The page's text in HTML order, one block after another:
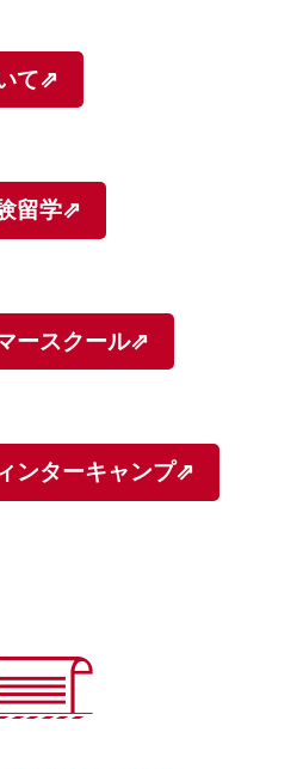
て⇗
留学⇗
ースクール⇗
ンターキャンプ⇗